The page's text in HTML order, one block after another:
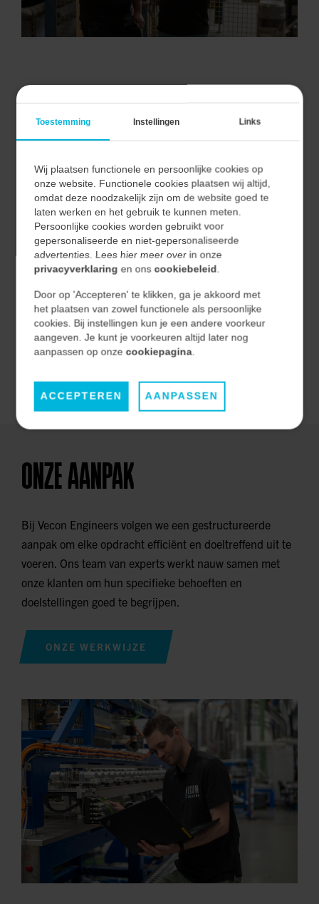
VAN ALLE MARKTEN THUIS.
Bij Vecon Engineers begrijpen we dat elke markt unieke
uitdagingen en kansen biedt.
Door nauwe samenwerking met onze klanten begrijpen
we hun unieke behoeften en vertalen we deze naar
effectieve en duurzame oplossingen.
onze oplossingen, maar ook hun relevantie en
effectiviteit op de lange termijn.
ONZE AANPAK
Bij Vecon Engineers volgen we een gestructureerde
aanpak om elke opdracht efficiënt en doeltreffend uit te
voeren. Ons team van experts werkt nauw samen met
onze klanten om hun specifieke behoeften en
doelstellingen goed te begrijpen.
ONZE WERKWIJZE
Toestemming Instellingen Links
Wij plaatsen functionele en persoonlijke cookies op
onze website. Functionele cookies plaatsen wij altijd,
omdat deze noodzakelijk zijn om de website goed te
laten werken en het gebruik te kunnen meten.
Persoonlijke cookies worden gebruikt voor
gepersonaliseerde en niet-gepersonaliseerde
advertenties. Lees hier meer over in onze
privacyverklaring en onscookiebeleid.
Door op 'Accepteren' te klikken, ga je akkoord met
het plaatsen van zowel functionele als persoonlijke
cookies. Bij instellingen kun je een andere voorkeur
aangeven. Je kunt je voorkeuren altijd later nog
aanpassen op onzecookiepagina.
ACCEPTEREN AANPASSEN